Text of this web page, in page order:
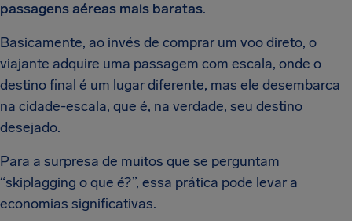
passagens aéreas mais baratas.
Basicamente, ao invés de comprar um voo direto, o
viajante adquire uma passagem com escala, onde o
destino final é um lugar diferente, mas ele desembarca
na cidade-escala, que é, na verdade, seu destino
desejado.
Para a surpresa de muitos que se perguntam
“skiplagging o que é?”, essa prática pode levar a
economias significativas.